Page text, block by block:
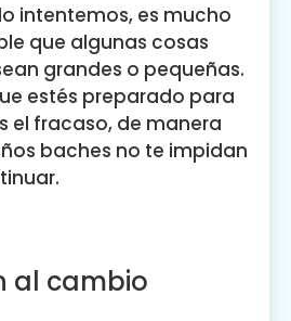
intentemos, es mucho
que algunas cosas
grandes o pequeñas.
estés preparado para
el fracaso, de manera
baches no te impidan
al cambio